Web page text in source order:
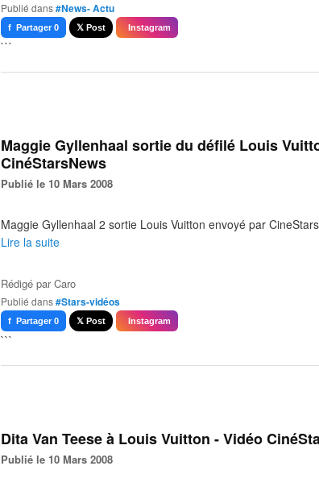
Publié dans#News- Actu
f Partager 0 𝕏 Post Instagram
```
Maggie Gyllenhaal sortie du défilé Louis
CinéStarsNews
Publié le 10 Mars 2008
Maggie Gyllenhaal 2 sortie Louis Vuitton envoyé par
Lire la suite
Rédigé parCaro
Publié dans#Stars-vidéos
f Partager 0 𝕏 Post Instagram
```
Dita Van Teese à Louis Vuitton - Vidéo
Publié le 10 Mars 2008